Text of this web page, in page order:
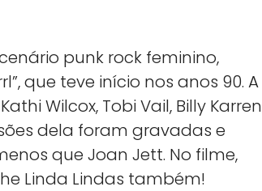
punk rock feminino,
que teve início nos anos 90. A
Wilcox, Tobi Vail, Billy Karren
dela foram gravadas e
que Joan Jett. No filme,
Linda Lindas também!